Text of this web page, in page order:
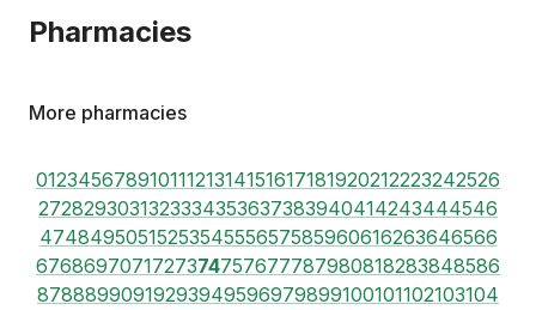
Pharmacies
More pharmacies
01234567891011121314151617181920212223242526
2728293031323334353637383940414243444546
4748495051525354555657585960616263646566
6768697071727374757677787980818283848586
87888990919293949596979899100101102103104